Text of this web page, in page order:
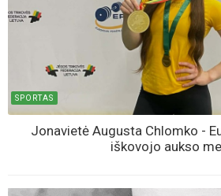
SPORTAS
Jonavietė Augusta Chlomko -
iškovojo aukso